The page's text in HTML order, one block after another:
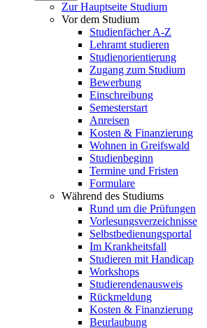
Zur Hauptseite Studium
Vor dem Studium
Studienfächer A-Z
Lehramt studieren
Studienorientierung
Zugang zum Studium
Bewerbung
Einschreibung
Semesterstart
Anreisen
Kosten & Finanzierung
Wohnen in Greifswald
Studienbeginn
Termine und Fristen
Formulare
Während des Studiums
Rund um die Prüfungen
Vorlesungsverzeichnisse
Selbstbedienungsportal
Im Krankheitsfall
Studieren mit Handicap
Workshops
Studierendenausweis
Rückmeldung
Kosten & Finanzierung
Beurlaubung